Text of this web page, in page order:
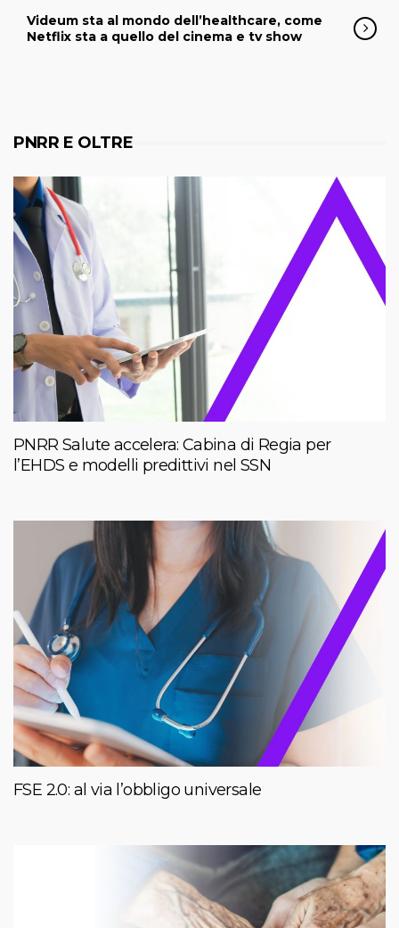
Videum sta al mondo dell’healthcare, come
Netflix sta a quello del cinema e tv show
PNRR E OLTRE
PNRR Salute accelera: Cabina di Regia per
l’EHDS e modelli predittivi nel SSN
FSE 2.0: al via l’obbligo universale